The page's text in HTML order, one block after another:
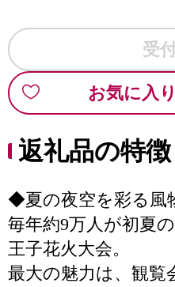
受
お気に入
返礼品の特徴
◆夏の夜空を彩る
毎年約9万人が初夏
王子花火大会。
最大の魅力は、観覧